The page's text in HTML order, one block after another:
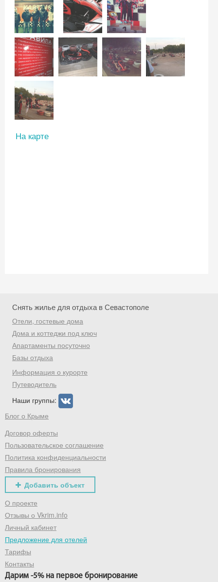
На карте
Снять жилье для отдыха в Севастополе
Отели, гостевые дома
Дома и коттеджи под ключ
Апартаменты посуточно
Базы отдыха
Информация о курорте
Путеводитель
Наши группы:
Блог о Крыме
Договор оферты
Пользовательское соглашение
Политика конфиденциальности
Правила бронирования
Добавить объект
О проекте
Отзывы о Vkrim.info
Личный кабинет
Предложение для отелей
Тарифы
Контакты
Дарим -5% на первое бронирование
Получить промокод